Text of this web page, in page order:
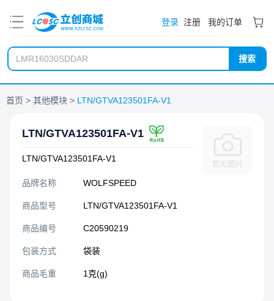
登录 注册 我的订单
搜索
首页 其他模块 LTN/GTVA123501FA-V1
LTN/GTVA123501FA-V1
LTN/GTVA123501FA-V1
品牌名称 WOLFSPEED
商品型号 LTN/GTVA123501FA-V1
商品编号 C20590219
包装方式 袋装
商品毛重 1克(g)